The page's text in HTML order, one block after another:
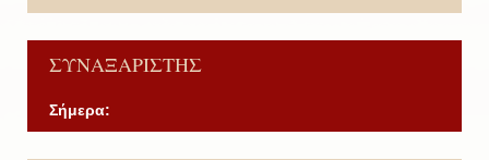
ΣΥΝΑΞΑΡΙΣΤΗΣ
Σήμερα: